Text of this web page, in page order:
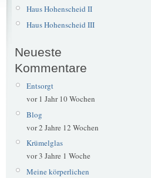
Haus Hohenscheid II
Haus Hohenscheid III
Neueste
Kommentare
Entsorgt
vor 1 Jahr 10 Wochen
Blog
vor 2 Jahre 12 Wochen
Krümelglas
vor 3 Jahre 1 Woche
Meine körperlichen